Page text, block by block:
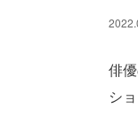
俳
シ